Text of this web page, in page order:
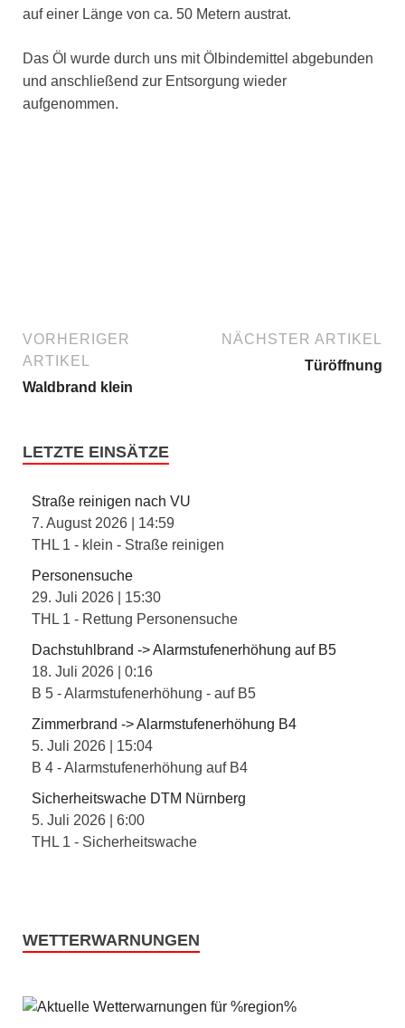
auf einer Länge von ca. 50 Metern austrat.
Das Öl wurde durch uns mit Ölbindemittel abgebunden
und anschließend zur Entsorgung wieder
aufgenommen.
VORHERIGER
ARTIKEL
Waldbrand klein
NÄCHSTER ARTIKEL
Türöffnung
LETZTE EINSÄTZE
Straße reinigen nach VU
7. August 2026
14:59
THL 1 - klein - Straße reinigen
Personensuche
29. Juli 2026
15:30
THL 1 - Rettung Personensuche
Dachstuhlbrand -> Alarmstufenerhöhung auf B5
18. Juli 2026
0:16
B 5 - Alarmstufenerhöhung - auf B5
Zimmerbrand -> Alarmstufenerhöhung B4
5. Juli 2026
15:04
B 4 - Alarmstufenerhöhung auf B4
Sicherheitswache DTM Nürnberg
5. Juli 2026
6:00
THL 1 - Sicherheitswache
WETTERWARNUNGEN